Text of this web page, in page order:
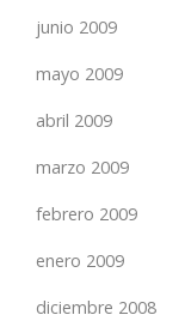
junio 2009
mayo 2009
abril 2009
marzo 2009
febrero 2009
enero 2009
diciembre 2008